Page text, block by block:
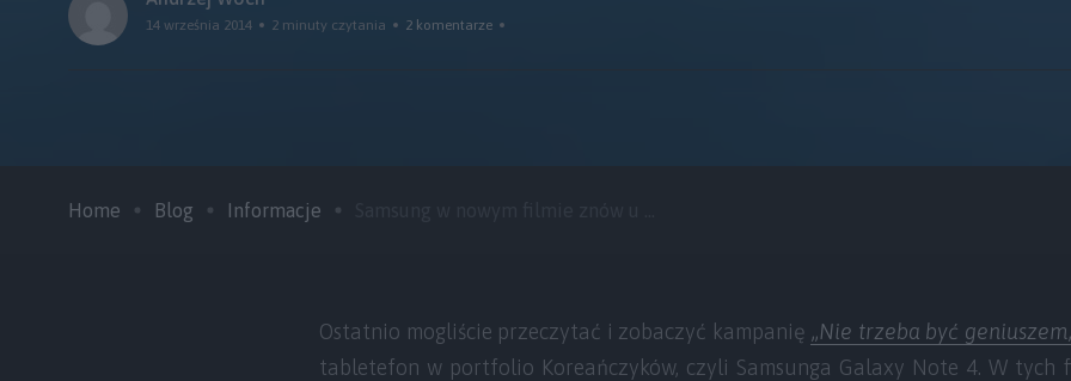
14 września 2014 2 minuty czytania 2 komentarze
Home Blog Informacje
Ostatnio mogliście przeczytać i zobaczyć kampanię „Nie trzeba być geniuszem
tabletefon w portfolio Koreańczyków, czyli Samsunga Galaxy Note 4. W tych